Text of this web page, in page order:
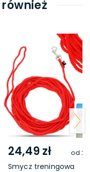
24,49 zł od
Smycz treningowa